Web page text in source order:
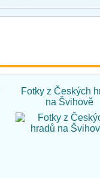
Fotky z Českých
na Švihově